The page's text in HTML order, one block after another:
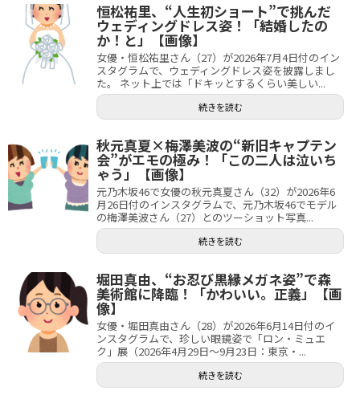
恒松祐里、“人生初ショート”で挑んだ
ウェディングドレス姿！「結婚したの
か！と」【画像】
女優・恒松祐里さん（27）が2026年7月4日付のイン
スタグラムで、ウェディングドレス姿を披露しまし
た。 ネット上では「ドキッとするくらい美しい...
続きを読む
秋元真夏×梅澤美波の“新旧キャプテン
会”がエモの極み！「この二人は泣いち
ゃう」【画像】
元乃木坂46で女優の秋元真夏さん（32）が2026年6
月26日付のインスタグラムで、元乃木坂46でモデル
の梅澤美波さん（27）とのツーショット写真...
続きを読む
堀田真由、“お忍び黒縁メガネ姿”で森
美術館に降臨！「かわいい。正義」【画
像】
女優・堀田真由さん（28）が2026年6月14日付のイ
ンスタグラムで、珍しい眼鏡姿で「ロン・ミュエ
ク」展（2026年4月29日～9月23日：東京・...
続きを読む